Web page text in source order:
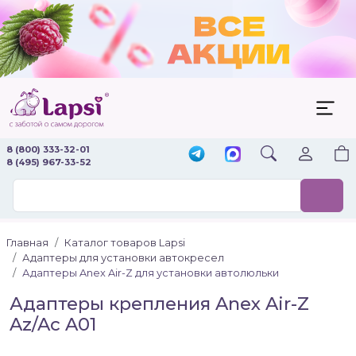
8 (800) 333-32-01
8 (495) 967-33-52
Главная
Каталог товаров Lapsi
Адаптеры для установки автокресел
Адаптеры Anex Air-Z для установки автолюльки
Адаптеры крепления Anex Air-Z
Az/Ac A01